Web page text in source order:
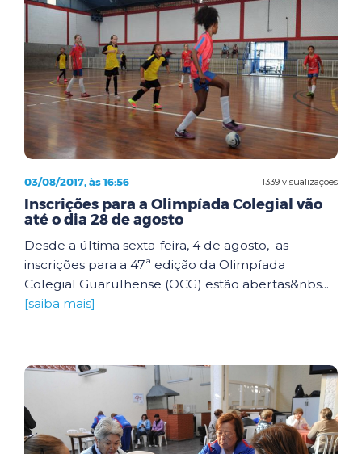
1339 visualizações
03/08/2017, às 16:56
Inscrições para a Olimpíada Colegial vão
até o dia 28 de agosto
Desde a última sexta-feira, 4 de agosto, as
inscrições para a 47ª edição da Olimpíada
Colegial Guarulhense (OCG) estão abertas&nbs...
[saiba mais]